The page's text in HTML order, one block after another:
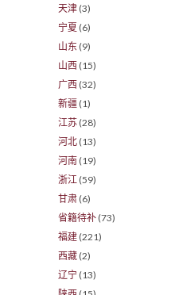
天津 (3)
宁夏 (6)
山东 (9)
山西 (15)
广西 (32)
新疆 (1)
江苏 (28)
河北 (13)
河南 (19)
浙江 (59)
甘肃 (6)
省籍待补 (73)
福建 (221)
西藏 (2)
辽宁 (13)